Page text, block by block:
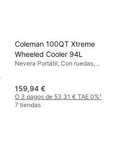
Coleman 100QT Xtreme
Wheeled Cooler 94L
Nevera Portátil, Con ruedas,
159,94 €
O 3 pagos de 53,31 € TAE 0%¹
7 tiendas